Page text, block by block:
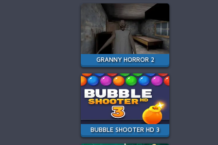
GRANNY HORROR 2
BUBBLE SHOOTER HD 3